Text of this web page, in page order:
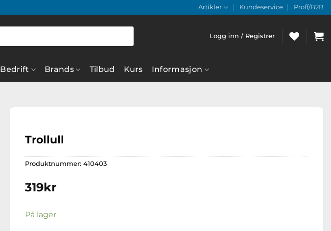
Artikler Kundeservice Proff/B2B
Logg inn / Registrer
Bedrift Brands Tilbud Kurs Informasjon
Trollull
Produktnummer:410403
319kr
På lager